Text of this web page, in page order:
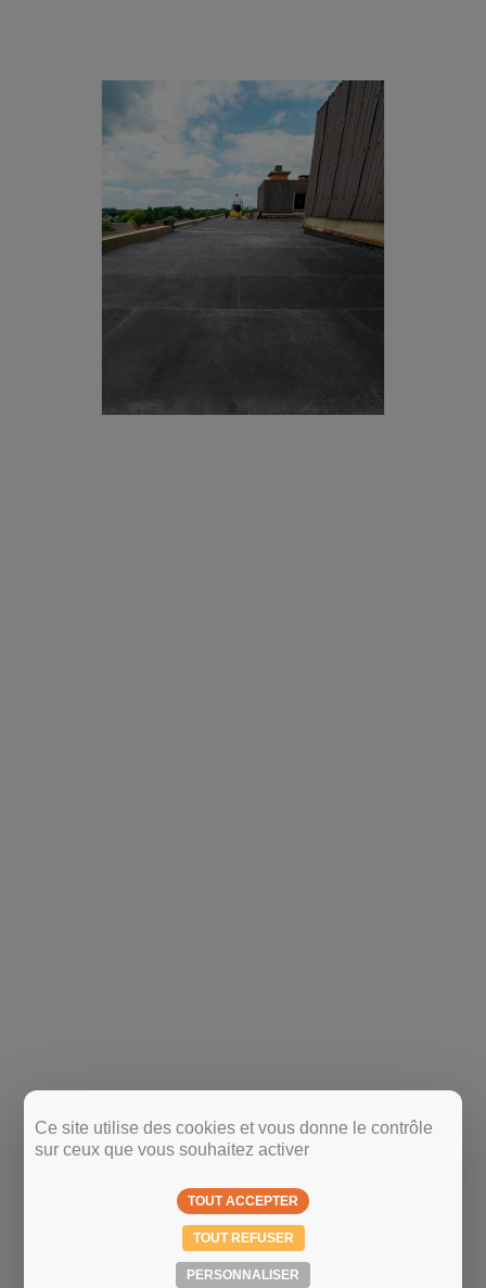
Ce site utilise des cookies et vous donne le contrôle
sur ceux que vous souhaitez activer
TOUT ACCEPTER
TOUT REFUSER
PERSONNALISER